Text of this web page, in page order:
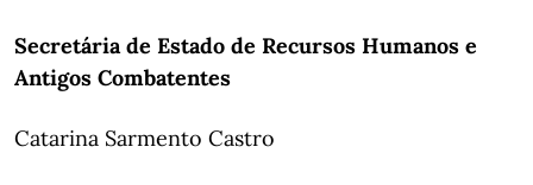
Secretária de Estado de Recursos Humanos e
Antigos Combatentes
Catarina Sarmento Castro